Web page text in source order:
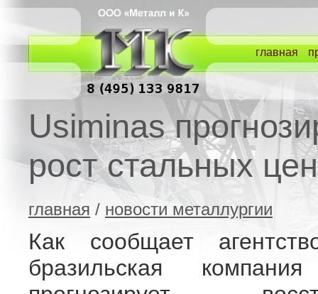
главная
Usiminas
рост стальных цен
главная / новости металлургии
Как сообщает
бразильская